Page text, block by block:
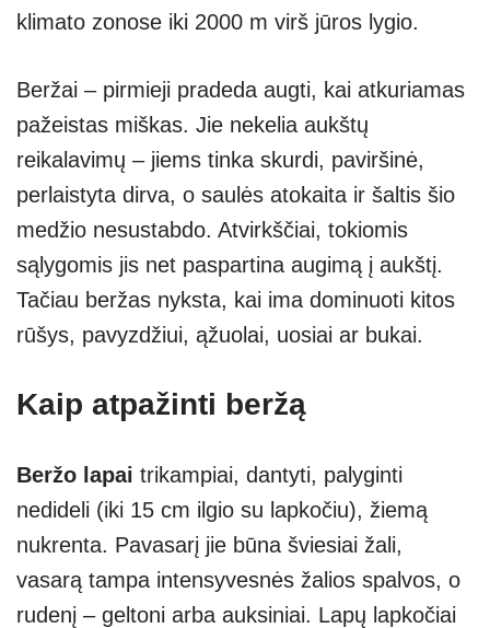
klimato zonose iki 2000 m virš jūros lygio.
Beržai – pirmieji pradeda augti, kai atkuriamas
pažeistas miškas. Jie nekelia aukštų
reikalavimų – jiems tinka skurdi, paviršinė,
perlaistyta dirva, o saulės atokaita ir šaltis šio
medžio nesustabdo. Atvirkščiai, tokiomis
sąlygomis jis net paspartina augimą į aukštį.
Tačiau beržas nyksta, kai ima dominuoti kitos
rūšys, pavyzdžiui, ąžuolai, uosiai ar bukai.
Kaip atpažinti beržą
Beržo lapai trikampiai, dantyti, palyginti
nedideli (iki 15 cm ilgio su lapkočiu), žiemą
nukrenta. Pavasarį jie būna šviesiai žali,
vasarą tampa intensyvesnės žalios spalvos, o
rudenį – geltoni arba auksiniai. Lapų lapkočiai